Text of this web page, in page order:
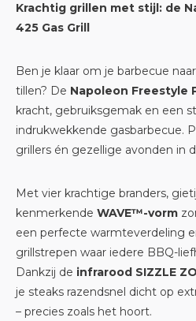
Krachtig grillen met stijl: de
425 Gas Grill
Ben je klaar om je barbecue
tillen? De Napoleon Freestyle
kracht, gebruiksgemak en een
indrukwekkende gasbarbecue.
grillers én gezellige avonden in
Met vier krachtige branders,
kenmerkende WAVE™-vorm
een perfecte warmteverdeling
grillstrepen waar iedere BBQ-
Dankzij de infrarood SIZZLE
je steaks razendsnel dicht op
– precies zoals het hoort.